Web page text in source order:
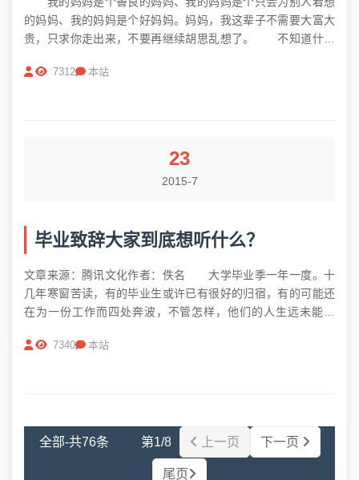
的妈妈、我的妈妈是个好妈妈。妈妈，我这辈子不需要大富大
贵，只求你走出来，不要再继续胡思乱想了。 不知道什么
是去庙里烧烧香，我们也很支持，求个平安！慢慢的开始念心
7312 本站
23
2015-7
毕业致辞大家到底想听什么？
文章来源：腾讯文化作者：佚名 大学毕业季一年一度。十
几年寒窗苦读，有的毕业生或许已有很好的归宿，有的可能还
在为一份工作而四处奔波，不管怎样，他们的人生远未能定
多。 已经毕业的学生里，不知道有多少还记得毕业典礼上
7340 本站
全部-共76条 第1/8 上一页 下一页
尾页